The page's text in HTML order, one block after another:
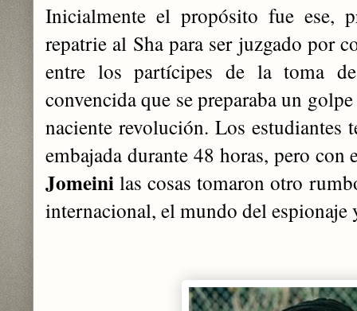
Inicialmente el propósito fue ese,
repatrie al Sha para ser juzgado por
entre los partícipes de la toma
convencida que se preparaba un
naciente revolución. Los estudiantes
embajada durante 48 horas, pero
Jomeini las cosas tomaron otro
internacional, el mundo del espionaje